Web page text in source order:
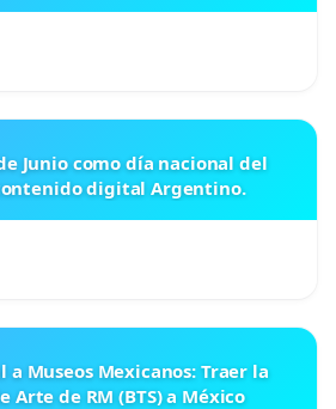
Junio como día nacional del
digital Argentino.
a Museos Mexicanos: Traer la
Arte de RM (BTS) a México